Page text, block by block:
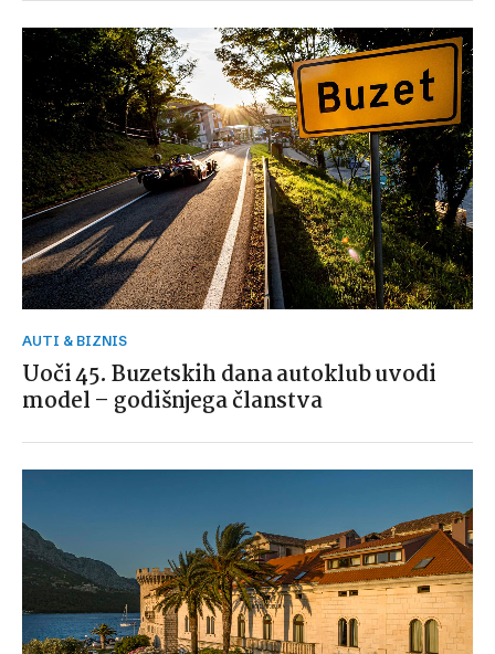
AUTI & BIZNIS
Uoči 45. Buzetskih dana autoklub uvodi
model – godišnjega članstva